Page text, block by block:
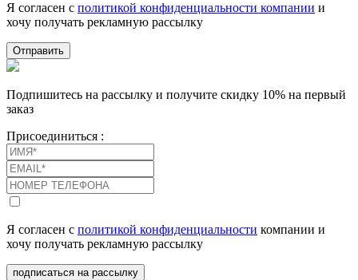
Я согласен с политикой конфиденциальности компании и
хочу получать рекламную рассылку
Отправить
Подпишитесь на рассылку и получите скидку 10% на первый
заказ
Присоединиться :
Я согласен с политикой конфиденциальности компании и
хочу получать рекламную рассылку
подписаться на рассылку